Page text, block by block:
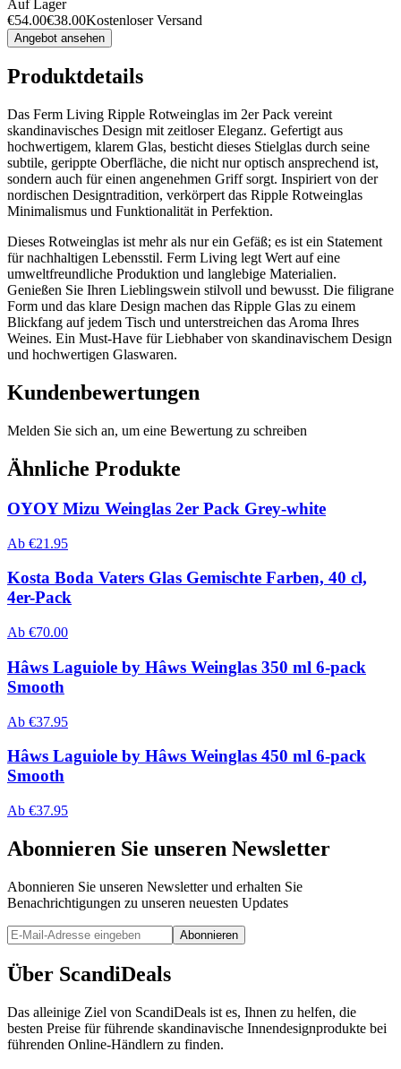
Auf Lager
€54.00€38.00Kostenloser Versand
Angebot ansehen
Produktdetails
Das Ferm Living Ripple Rotweinglas im 2er Pack vereint
skandinavisches Design mit zeitloser Eleganz. Gefertigt aus
hochwertigem, klarem Glas, besticht dieses Stielglas durch seine
subtile, gerippte Oberfläche, die nicht nur optisch ansprechend ist,
sondern auch für einen angenehmen Griff sorgt. Inspiriert von der
nordischen Designtradition, verkörpert das Ripple Rotweinglas
Minimalismus und Funktionalität in Perfektion.
Dieses Rotweinglas ist mehr als nur ein Gefäß; es ist ein Statement
für nachhaltigen Lebensstil. Ferm Living legt Wert auf eine
umweltfreundliche Produktion und langlebige Materialien.
Genießen Sie Ihren Lieblingswein stilvoll und bewusst. Die filigrane
Form und das klare Design machen das Ripple Glas zu einem
Blickfang auf jedem Tisch und unterstreichen das Aroma Ihres
Weines. Ein Must-Have für Liebhaber von skandinavischem Design
und hochwertigen Glaswaren.
Kundenbewertungen
Melden Sie sich an, um eine Bewertung zu schreiben
Ähnliche Produkte
OYOY Mizu Weinglas 2er Pack Grey-white
Ab €21.95
Kosta Boda Vaters Glas Gemischte Farben, 40 cl,
4er-Pack
Ab €70.00
Hâws Laguiole by Hâws Weinglas 350 ml 6-pack
Smooth
Ab €37.95
Hâws Laguiole by Hâws Weinglas 450 ml 6-pack
Smooth
Ab €37.95
Abonnieren Sie unseren Newsletter
Abonnieren Sie unseren Newsletter und erhalten Sie
Benachrichtigungen zu unseren neuesten Updates
Abonnieren
Über ScandiDeals
Das alleinige Ziel von ScandiDeals ist es, Ihnen zu helfen, die
besten Preise für führende skandinavische Innendesignprodukte bei
führenden Online-Händlern zu finden.